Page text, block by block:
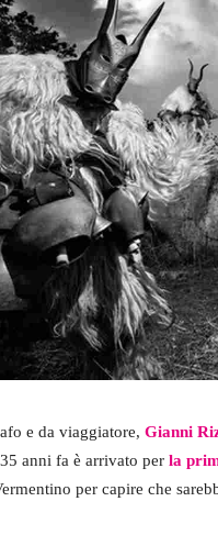
e da viaggiatore, Gianni
anni fa è arrivato per la
per capire che